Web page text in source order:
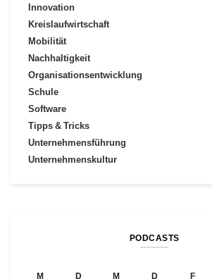
Innovation
Kreislaufwirtschaft
Mobilität
Nachhaltigkeit
Organisationsentwicklung
Schule
Software
Tipps & Tricks
Unternehmensführung
Unternehmenskultur
PODCASTS
M D M D F